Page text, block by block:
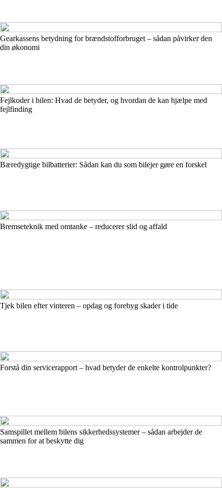
Gearkassens betydning for brændstofforbruget – sådan påvirker den
din økonomi
Fejlkoder i bilen: Hvad de betyder, og hvordan de kan hjælpe med
fejlfinding
Bæredygtige bilbatterier: Sådan kan du som bilejer gøre en forskel
Bremseteknik med omtanke – reducerer slid og affald
Tjek bilen efter vinteren – opdag og forebyg skader i tide
Forstå din servicerapport – hvad betyder de enkelte kontrolpunkter?
Samspillet mellem bilens sikkerhedssystemer – sådan arbejder de
sammen for at beskytte dig